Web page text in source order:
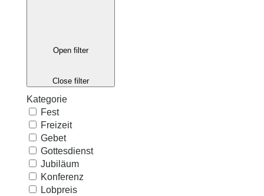
Open filter
Close filter
Kategorie
Fest
Freizeit
Gebet
Gottesdienst
Jubiläum
Konferenz
Lobpreis